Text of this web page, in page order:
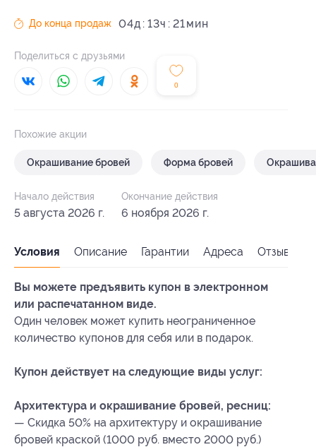
0
До конца продаж 04д 13ч 21
Поделиться с друзьями
Похожие акции
Окрашивание бровей Форма бровей
Начало действия
5 августа 2026 г.
Окончание действия
6 ноября 2026 г.
Условия Описание Гарантии Адреса Отзывы
Вы можете предъявить купон в электронном
или распечатанном виде.
Один человек может купить неограниченное
количество купонов для себя или в подарок.
Купон действует на следующие виды услуг:
Архитектура и окрашивание бровей, ресниц:
— Скидка 50% на архитектуру и окрашивание
бровей краской (1000 руб. вместо 2000 руб.)